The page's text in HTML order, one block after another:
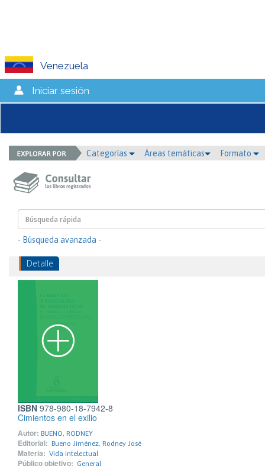
Venezuela
Iniciar sesión
Categorías Áreas temáticas Formato
- Búsqueda avanzada -
Detalle
ISBN 978-980-18-7942-8
Cimientos en el exilio
Autor: BUENO, RODNEY
Editorial: Bueno Jiménez, Rodney José
Materia: Vida intelectual
Público objetivo: General